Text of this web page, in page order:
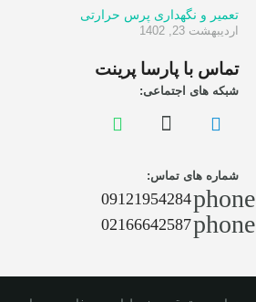
تعمیر و نگهداری پرس حرارتی
اردیبهشت 23, 1402
تماس با پارسا پرینت
شبکه های اجتماعی:
شماره های تماس:
phone
09121954284
phone
02166642587